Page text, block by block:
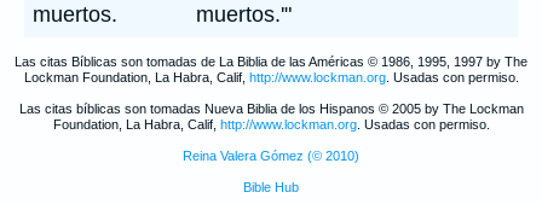
muertos.
muertos.'"
Las citas Bíblicas son tomadas de La Biblia de las Américas © 1986, 1995, 1997 by The
Lockman Foundation, La Habra, Calif, http://www.lockman.org. Usadas con permiso.
Las citas bíblicas son tomadas Nueva Biblia de los Hispanos © 2005 by The Lockman
Foundation, La Habra, Calif, http://www.lockman.org. Usadas con permiso.
Reina Valera Gómez (© 2010)
Bible Hub